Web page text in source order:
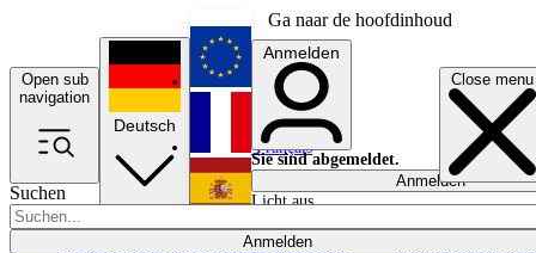
Ga naar de hoofdinhoud
Open sub
navigation
Close menu
Suchen
Anmelden
Deutsch
English
Français
Anmelden
Sie sind abgemeldet.
Anmelden
Licht aus